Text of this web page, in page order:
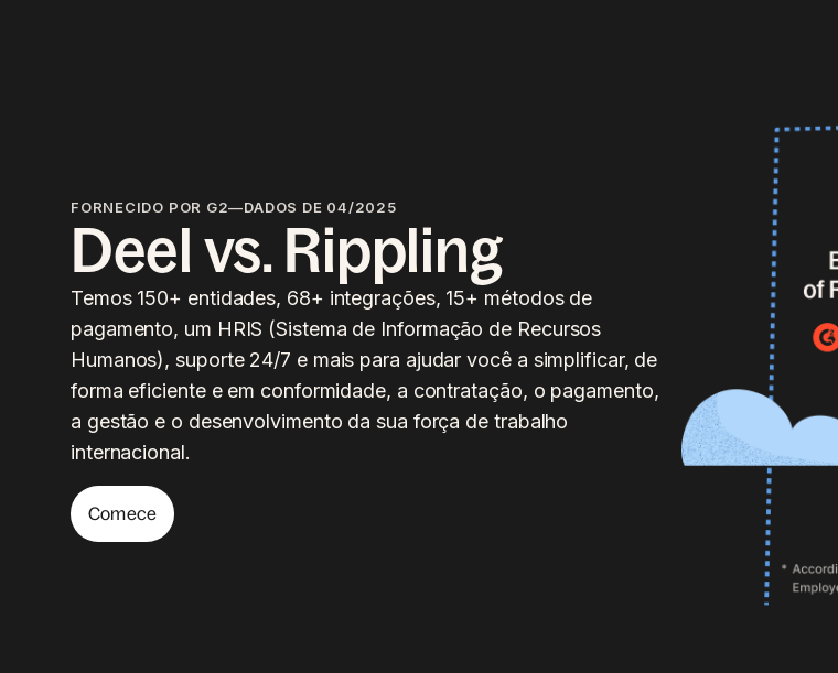
FORNECIDO POR G2—DADOS DE 04/2025
Deel vs. Rippling
Temos 150+ entidades, 68+ integrações, 15+ métodos de
pagamento, um HRIS (Sistema de Informação de Recursos
Humanos), suporte 24/7 e mais para ajudar você a simplificar, de
forma eficiente e em conformidade, a contratação, o pagamento,
a gestão e o desenvolvimento da sua força de trabalho
internacional.
Comece